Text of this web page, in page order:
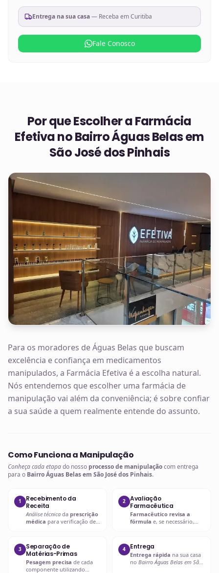
Entrega na sua casa— Receba emCuritiba
Fale Conosco
Por que Escolher a Farmácia
Efetiva noBairro Águas Belas em
São José dos Pinhais
Para os moradores de Águas Belas que buscam
excelência e confiança em medicamentos
manipulados, a Farmácia Efetiva é a escolha natural.
Nós entendemos que escolher uma farmácia de
manipulação vai além da conveniência; é sobre confiar
a sua saúde a quem realmente entende do assunto.
Como Funciona a Manipulação
Conheça cada etapado nosso processo de manipulaçãocom entrega
para o Bairro Águas Belas em São José dos Pinhais.
1
Recebimento da
Receita
Análise técnica da prescrição
médica para verificação de
2
Avaliação
Farmacêutica
Farmacêutico revisa a
fórmula e, se necessário,
esclarecimentos.
3
Separação de
Matérias-Primas
Pesagem precisa de cada
componente utilizando
4 Entrega
Entrega rápida na sua casa
no Bairro Águas Belas em São